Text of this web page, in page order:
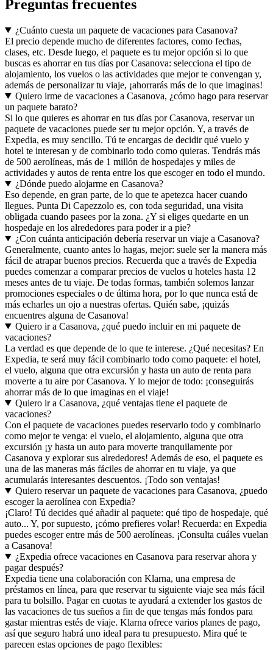
Preguntas frecuentes
¿Cuánto cuesta un paquete de vacaciones para Casanova?
El precio depende mucho de diferentes factores, como fechas,
clases, etc. Desde luego, el paquete es tu mejor opción si lo que
buscas es ahorrar en tus días por Casanova: selecciona el tipo de
alojamiento, los vuelos o las actividades que mejor te convengan y,
además de personalizar tu viaje, ¡ahorrarás más de lo que imaginas!
Quiero irme de vacaciones a Casanova, ¿cómo hago para reservar
un paquete barato?
Si lo que quieres es ahorrar en tus días por Casanova, reservar un
paquete de vacaciones puede ser tu mejor opción. Y, a través de
Expedia, es muy sencillo. Tú te encargas de decidir qué vuelo y
hotel te interesan y de combinarlo todo como quieras. Tendrás más
de 500 aerolíneas, más de 1 millón de hospedajes y miles de
actividades y autos de renta entre los que escoger en todo el mundo.
¿Dónde puedo alojarme en Casanova?
Eso depende, en gran parte, de lo que te apetezca hacer cuando
llegues. Punta Di Capezzolo es, con toda seguridad, una visita
obligada cuando pasees por la zona. ¿Y si eliges quedarte en un
hospedaje en los alrededores para poder ir a pie?
¿Con cuánta anticipación debería reservar un viaje a Casanova?
Generalmente, cuanto antes lo hagas, mejor: suele ser la manera más
fácil de atrapar buenos precios. Recuerda que a través de Expedia
puedes comenzar a comparar precios de vuelos u hoteles hasta 12
meses antes de tu viaje. De todas formas, también solemos lanzar
promociones especiales o de última hora, por lo que nunca está de
más echarles un ojo a nuestras ofertas. Quién sabe, ¡quizás
encuentres alguna de Casanova!
Quiero ir a Casanova, ¿qué puedo incluir en mi paquete de
vacaciones?
La verdad es que depende de lo que te interese. ¿Qué necesitas? En
Expedia, te será muy fácil combinarlo todo como paquete: el hotel,
el vuelo, alguna que otra excursión y hasta un auto de renta para
moverte a tu aire por Casanova. Y lo mejor de todo: ¡conseguirás
ahorrar más de lo que imaginas en el viaje!
Quiero ir a Casanova, ¿qué ventajas tiene el paquete de
vacaciones?
Con el paquete de vacaciones puedes reservarlo todo y combinarlo
como mejor te venga: el vuelo, el alojamiento, alguna que otra
excursión ¡y hasta un auto para moverte tranquilamente por
Casanova y explorar sus alrededores! Además de eso, el paquete es
una de las maneras más fáciles de ahorrar en tu viaje, ya que
acumularás interesantes descuentos. ¡Todo son ventajas!
Quiero reservar un paquete de vacaciones para Casanova, ¿puedo
escoger la aerolínea con Expedia?
¡Claro! Tú decides qué añadir al paquete: qué tipo de hospedaje, qué
auto... Y, por supuesto, ¡cómo prefieres volar! Recuerda: en Expedia
puedes escoger entre más de 500 aerolíneas. ¡Consulta cuáles vuelan
a Casanova!
¿Expedia ofrece vacaciones en Casanova para reservar ahora y
pagar después?
Expedia tiene una colaboración con Klarna, una empresa de
préstamos en línea, para que reservar tu siguiente viaje sea más fácil
para tu bolsillo. Pagar en cuotas te ayudará a extender los gastos de
las vacaciones de tus sueños a fin de que tengas más fondos para
gastar mientras estés de viaje. Klarna ofrece varios planes de pago,
así que seguro habrá uno ideal para tu presupuesto. Mira qué te
parecen estas opciones de pago flexibles: